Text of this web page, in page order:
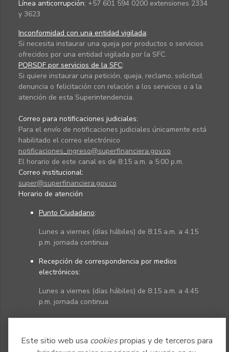
Este sitio web usa cookiespropias y de terceros para
Línea anticorrupción: +57 601 594 0200 extensiones 2334
y 3623
Inconformidad con una entidad vigilada:
Si necesita instaurar una queja por productos o servicios
ofrecidos por una entidad vigilada por la SFC.
PQRSDF por servicios de la SFC:
Si quiere instaurar una petición, queja, reclamo, solicitud,
denuncia o felicitación con relación a los servicios o a la
atención de esta Superintendencia.
Correo para notificaciones judiciales:
Para el envío de notificaciones judiciales únicamente está
habilitado el correo electrónico
notificaciones_ingreso@superfinanciera.gov.co
El horario de este canal es de 8:15 a.m. a 5:00 p.m.
Correo institucional:
super@superfinanciera.gov.co
Horario de atención
Punto Ciudadano:
Lunes a viernes (días hábiles) de 8:15 a.m. a 4:15
p.m. jornada continua
Recepción de correspondencia por medios
electrónicos:
Lunes a viernes (días hábiles) de 8:15 a.m. a 4:45
p.m. jornada continua